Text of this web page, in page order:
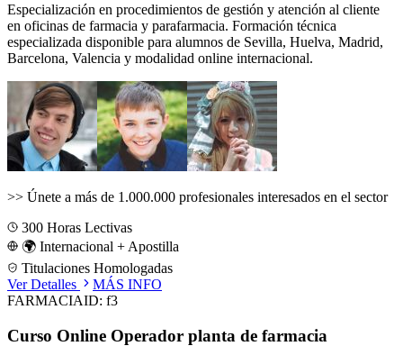
Especialización en procedimientos de gestión y atención al cliente
en oficinas de farmacia y parafarmacia. Formación técnica
especializada disponible para alumnos de Sevilla, Huelva, Madrid,
Barcelona, Valencia y modalidad online internacional.
>> Únete a más de 1.000.000 profesionales interesados en el sector
300 Horas Lectivas
🌍 Internacional + Apostilla
Titulaciones Homologadas
Ver Detalles
MÁS INFO
FARMACIAID: f3
Curso Online Operador planta de farmacia